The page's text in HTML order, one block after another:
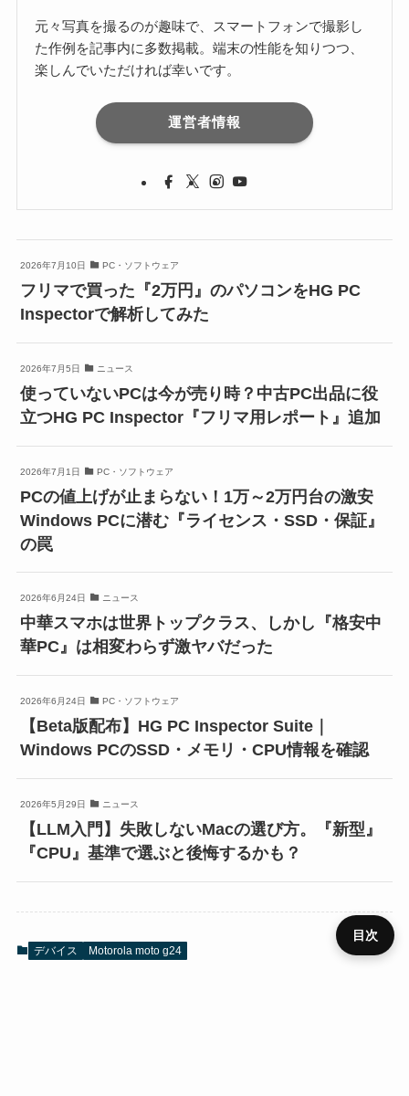
元々写真を撮るのが趣味で、スマートフォンで撮影し
た作例を記事内に多数掲載。端末の性能を知りつつ、
楽しんでいただければ幸いです。
運営者情報
2026年7月10日 PC・ソフトウェア
フリマで買った『2万円』のパソコンをHG PC
Inspectorで解析してみた
2026年7月5日 ニュース
使っていないPCは今が売り時？中古PC出品に役
立つHG PC Inspector『フリマ用レポート』追加
2026年7月1日 PC・ソフトウェア
PCの値上げが止まらない！1万～2万円台の激安
Windows PCに潜む『ライセンス・SSD・保証』
の罠
2026年6月24日 ニュース
中華スマホは世界トップクラス、しかし『格安中
華PC』は相変わらず激ヤバだった
2026年6月24日 PC・ソフトウェア
【Beta版配布】HG PC Inspector Suite｜
Windows PCのSSD・メモリ・CPU情報を確認
2026年5月29日 ニュース
【LLM入門】失敗しないMacの選び方。『新型』
『CPU』基準で選ぶと後悔するかも？
デバイス Motorola moto g24
目次